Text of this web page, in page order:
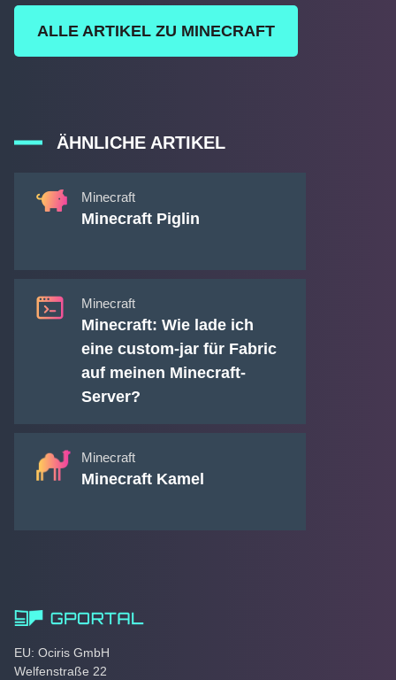
ALLE ARTIKEL ZU MINECRAFT
ÄHNLICHE ARTIKEL
Minecraft
Minecraft Piglin
Minecraft
Minecraft: Wie lade ich
eine custom-jar für Fabric
auf meinen Minecraft-
Server?
Minecraft
Minecraft Kamel
EU: Ociris GmbH
Welfenstraße 22